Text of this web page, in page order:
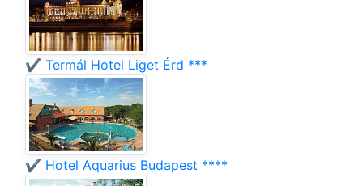
✔️ Termál Hotel Liget Érd ***
✔️ Hotel Aquarius Budapest ****